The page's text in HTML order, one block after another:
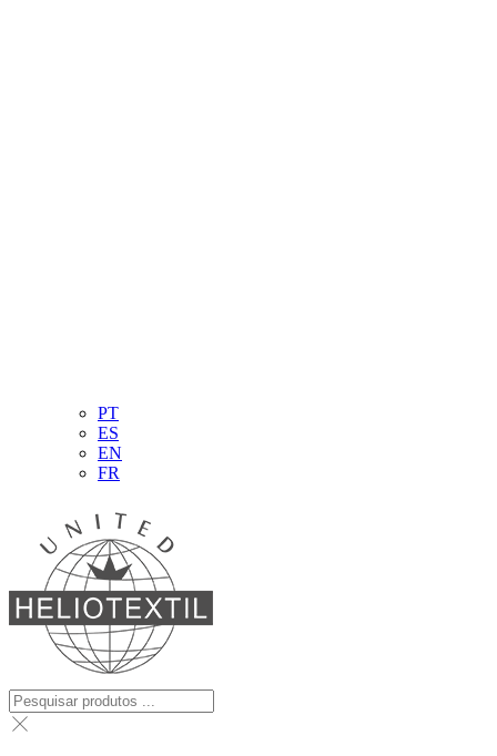
PT
ES
EN
FR